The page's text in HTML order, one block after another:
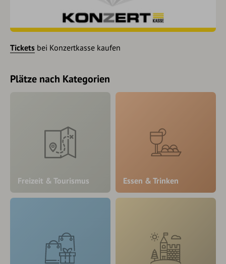
Tickets bei Konzertkasse kaufen
Plätze nach Kategorien
Freizeit & Tourismus Essen & Trinken